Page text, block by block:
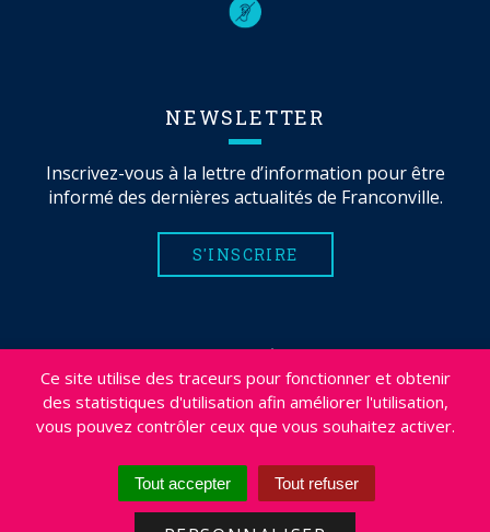
Ce site utilise des traceurs pour fonctionner et obtenir
des statistiques d'utilisation afin améliorer l'utilisation,
vous pouvez contrôler ceux que vous souhaitez activer.
Tout accepter Tout refuser
NEWSLETTER
Inscrivez-vous à la lettre d’information pour être
informé des dernières actualités de Franconville.
S'INSCRIRE
MENTIONS LÉGALES
PLAN DU SITE
CRÉDITS
PROJETS
DÉSABONNEMENT NEWSLETTER
ACCESSIBILITÉ : NON CONFORME